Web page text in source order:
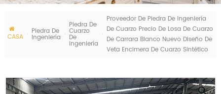
CASA
Piedra De
Ingeniería
Piedra De
Cuarzo
De
Ingeniería
Proveedor De Piedra De Ingeniería
De Cuarzo Precio De Losa De Cuarzo
De Carrara Blanco Nuevo Diseño De
Veta Encimera De Cuarzo Sintético